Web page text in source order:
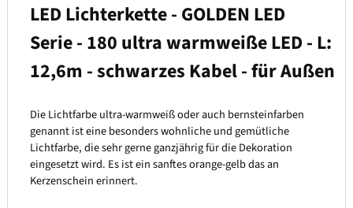
LED Lichterkette - GOLDEN LED
Serie - 180 ultra warmweiße LED - L:
12,6m - schwarzes Kabel - für Außen
Die Lichtfarbe ultra-warmweiß oder auch bernsteinfarben
genannt ist eine besonders wohnliche und gemütliche
Lichtfarbe, die sehr gerne ganzjährig für die Dekoration
eingesetzt wird. Es ist ein sanftes orange-gelb das an
Kerzenschein erinnert.